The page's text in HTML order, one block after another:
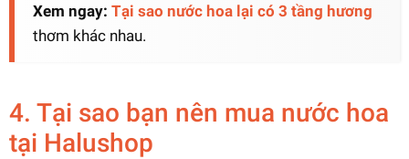
Xem ngay: Tại sao nước hoa lại có 3 tầng hương
thơm khác nhau.
4. Tại sao bạn nên mua nước hoa
tại Halushop